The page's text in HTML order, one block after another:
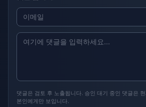
댓글은 검토 후 노출됩니다. 승인 대기 중인 댓글은
본인에게만 보입니다.